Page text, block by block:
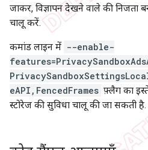
जाकर, विज्ञापन देखने वाले की
चालू करें.
कमांड लाइन में --enable-
eAPI,FencedFrames फ़्लैग का
स्टोरेज की सुविधा चालू की जा सकती है.